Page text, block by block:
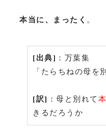
本当に、まったく 。
[出典] ：万葉集
「たらちねの母を
[訳] ：母と別れて
きるだろうか